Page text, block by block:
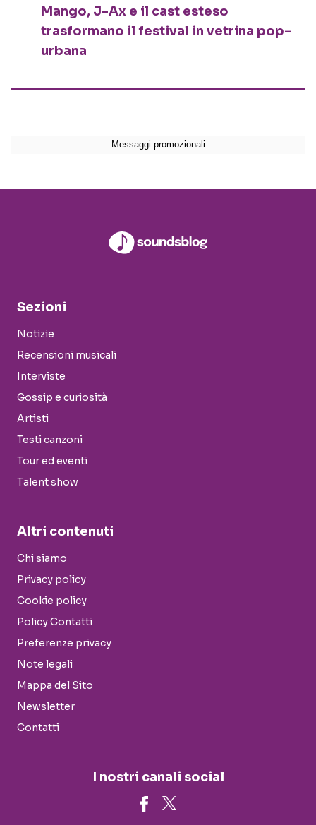
Mango, J-Ax e il cast esteso
trasformano il festival in vetrina pop-
urbana
Sezioni
Notizie
Recensioni musicali
Interviste
Gossip e curiosità
Artisti
Testi canzoni
Tour ed eventi
Talent show
Altri contenuti
Chi siamo
Privacy policy
Cookie policy
Policy Contatti
Preferenze privacy
Note legali
Mappa del Sito
Newsletter
Contatti
I nostri canali social